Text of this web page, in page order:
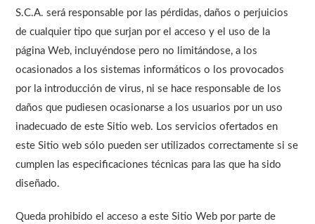
S.C.A. será responsable por las pérdidas, daños o perjuicios
de cualquier tipo que surjan por el acceso y el uso de la
página Web, incluyéndose pero no limitándose, a los
ocasionados a los sistemas informáticos o los provocados
por la introducción de virus, ni se hace responsable de los
daños que pudiesen ocasionarse a los usuarios por un uso
inadecuado de este Sitio web. Los servicios ofertados en
este Sitio web sólo pueden ser utilizados correctamente si se
cumplen las especificaciones técnicas para las que ha sido
diseñado.
Queda prohibido el acceso a este Sitio Web por parte de